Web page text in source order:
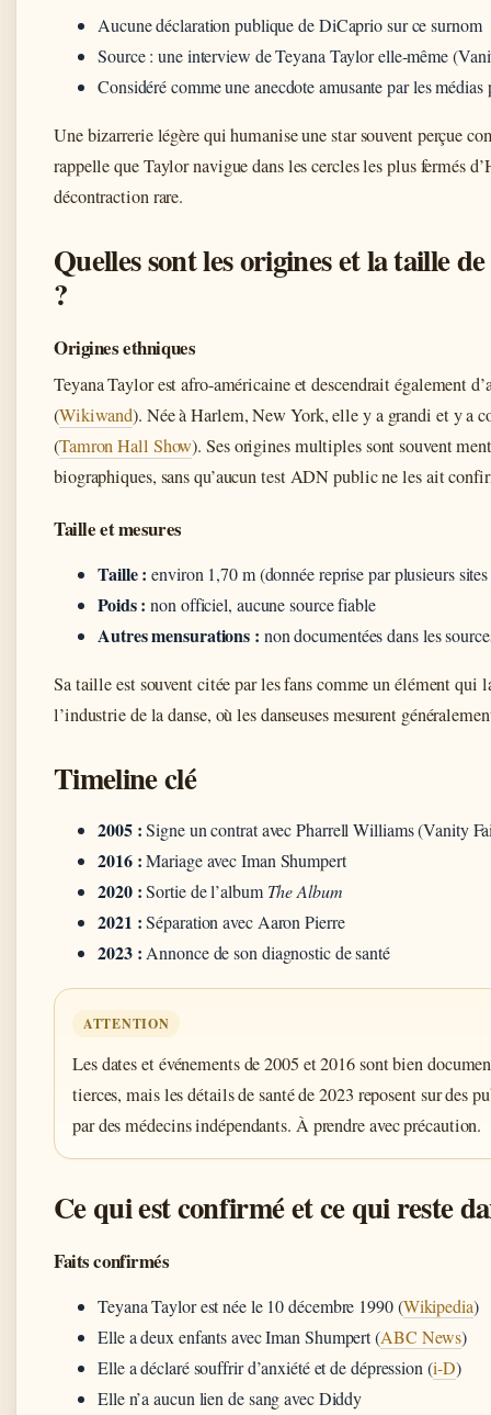
Aucune déclaration publique de DiCaprio sur ce surnom
Source : une interview de Teyana Taylor elle-même
Considéré comme une anecdote amusante par les médias
Une bizarrerie légère qui humanise une star souvent perçue
rappelle que Taylor navigue dans les cercles les plus fermés
décontraction rare.
Quelles sont les origines et la taille
?
Origines ethniques
Teyana Taylor est afro-américaine et descendrait également
(Wikiwand). Née à Harlem, New York, elle y a grandi et y a
(Tamron Hall Show). Ses origines multiples sont souvent
biographiques, sans qu’aucun test ADN public ne les ait
Taille et mesures
Taille : environ 1,70 m (donnée reprise par plusieurs
Poids : non officiel, aucune source fiable
Autres mensurations : non documentées dans les
Sa taille est souvent citée par les fans comme un élément qui
l’industrie de la danse, où les danseuses mesurent
Timeline clé
2005 :Signe un contrat avec Pharrell Williams (Vanity
2016 :Mariage avec Iman Shumpert
2020 :Sortie de l’album The Album
2021 :Séparation avec Aaron Pierre
2023 : Annonce de son diagnostic de santé
ATTENTION
Les dates et événements de 2005 et 2016 sont bien
tierces, mais les détails de santé de 2023 reposent sur des
par des médecins indépendants. À prendre avec précaution.
Ce qui est confirmé et ce qui reste
Faits confirmés
Teyana Taylor est née le 10 décembre 1990 (Wikipedia)
Elle a deux enfants avec Iman Shumpert (ABC News)
Elle a déclaré souffrir d’anxiété et de dépression (i-D)
Elle n’a aucun lien de sang avec Diddy